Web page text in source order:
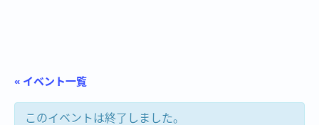
« イベント一覧
このイベントは終了しました。